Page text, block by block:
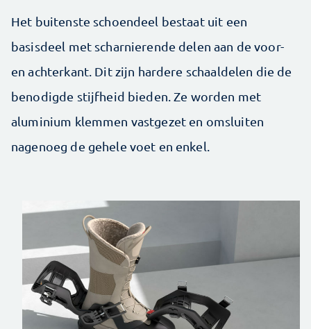
Het buitenste schoendeel bestaat uit een
basisdeel met scharnierende delen aan de voor-
en achterkant. Dit zijn hardere schaaldelen die de
benodigde stijfheid bieden. Ze worden met
aluminium klemmen vastgezet en omsluiten
nagenoeg de ­gehele voet en enkel.